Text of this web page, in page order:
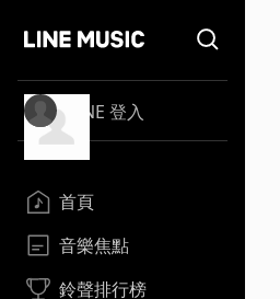
LINE 登入
首頁
音樂焦點
鈴聲排行榜